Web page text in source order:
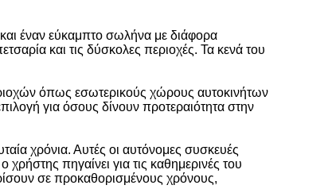
έναν εύκαμπτο σωλήνα με διάφορα
και τις δύσκολες περιοχές. Τα κενά του
όπως εσωτερικούς χώρους αυτοκινήτων
για όσους δίνουν προτεραιότητα στην
χρόνια. Αυτές οι αυτόνομες συσκευές
πηγαίνει για τις καθημερινές του
σε προκαθορισμένους χρόνους,